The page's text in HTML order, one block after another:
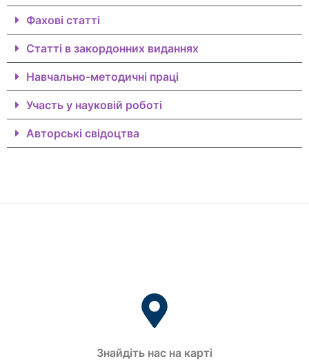
Фахові статті
Статті в закордонних виданнях
Навчально-методичні праці
Участь у науковій роботі
Авторські свідоцтва
Знайдіть нас на карті